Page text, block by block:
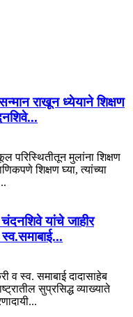
सन्मान राखून ध्येयाने शिक्षण
परिस्थितीतून मुलांना शिक्षण
शिक्षण घ्या, त्यांच्या
यांचे जाहीर
व स्व. समाबाई दादासाहेब
सुप्रसिद्ध व्याख्याते